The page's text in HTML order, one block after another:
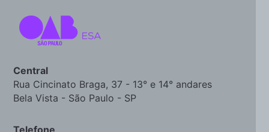
Central
Rua Cincinato Braga, 37 - 13° e 14° andares
Bela Vista - São Paulo - SP
Telefone